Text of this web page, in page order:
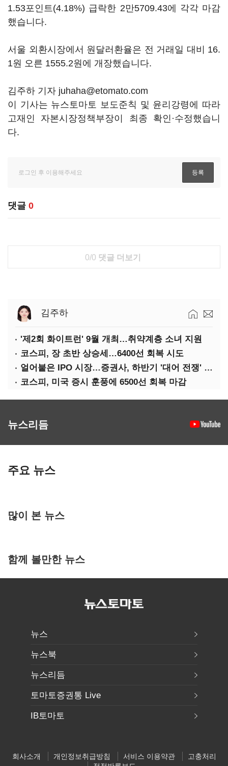
1.53포인트(4.18%) 급락한 2만5709.43에 각각 마감
했습니다.
서울 외환시장에서 원달러환율은 전 거래일 대비 16.
1원 오른 1555.2원에 개장했습니다.
김주하 기자 juhaha@etomato.com
이 기사는 뉴스토마토 보도준칙 및 윤리강령에 따라
고재인 자본시장정책부장이 최종 확인·수정했습니
다.
댓글 0
0/0 댓글 더보기
김주하
'제2회 화이트런' 9월 개최…취약계층 소녀 지원
코스피, 장 초반 상승세…6400선 회복 시도
얼어붙은 IPO 시장…증권사, 하반기 '대어 전쟁' 기대
코스피, 미국 증시 훈풍에 6500선 회복 마감
뉴스리듬
주요 뉴스
많이 본 뉴스
함께 볼만한 뉴스
뉴스
뉴스북
뉴스리듬
토마토증권통 Live
IB토마토
회사소개 개인정보취급방침 서비스 이용약관
고충처리